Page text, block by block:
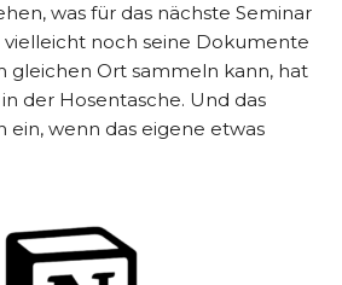
was für das nächste Seminar
noch seine Dokumente
gleichen Ort sammeln kann, hat
der Hosentasche. Und das
ein, wenn das eigene etwas